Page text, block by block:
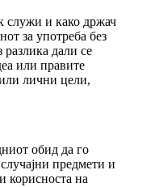
служи и како држач
за употреба без
разлика дали се
или правите
лични цели,
обид да го
предмети и
корисноста на